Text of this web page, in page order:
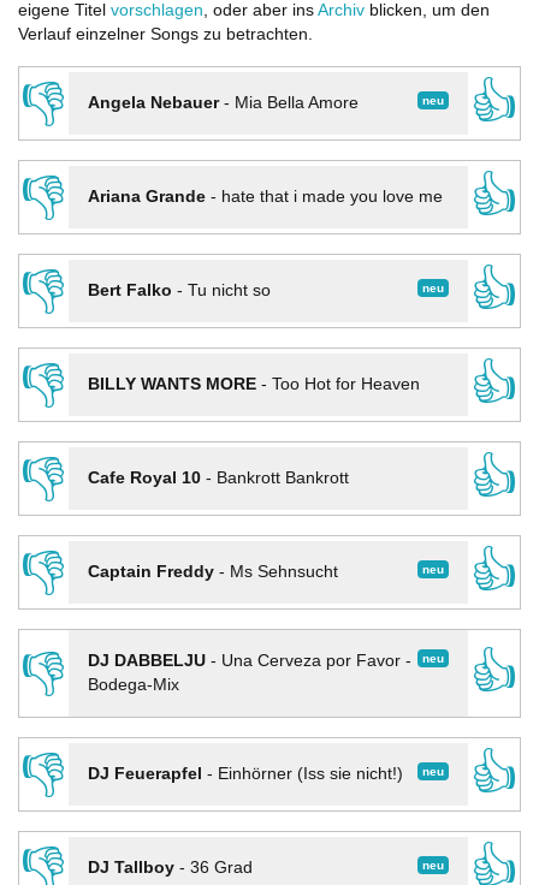
eigene Titel vorschlagen, oder aber ins Archiv blicken, um den
Verlauf einzelner Songs zu betrachten.
👎 neu
Angela Nebauer- Mia Bella Amore
👍
👎
Ariana Grande- hate that i made you love me
👍
👎
neu
Bert Falko - Tu nicht so
👍
👎
BILLY WANTS MORE- Too Hot for Heaven
👍
👎
Cafe Royal 10- Bankrott Bankrott
👍
👎
neu
Captain Freddy- Ms Sehnsucht
👍
👎
neu
DJ DABBELJU- Una Cerveza por Favor -
Bodega-Mix
👍
👎
neu
DJ Feuerapfel - Einhörner (Iss sie nicht!)
👍
👎
neu
DJ Tallboy- 36 Grad
👍